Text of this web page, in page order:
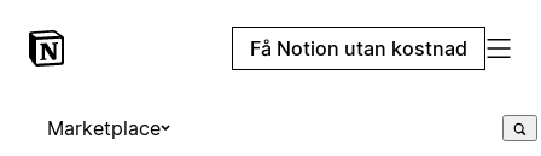
Få Notion utan kostnad
Marketplace